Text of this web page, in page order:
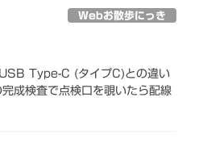
Webお散歩にっき
Type-C (タイプC)との違い
成検査で点検口を覗いたら配線